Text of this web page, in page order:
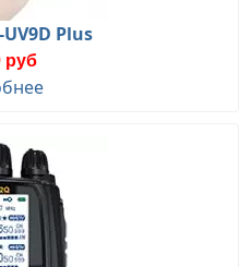
Plus
руб